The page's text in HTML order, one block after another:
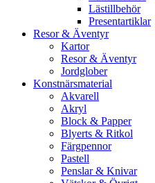
Lästillbehör
Presentartiklar
Resor & Äventyr
Kartor
Resor & Äventyr
Jordglober
Konstnärsmaterial
Akvarell
Akryl
Block & Papper
Blyerts & Ritkol
Färgpennor
Pastell
Penslar & Knivar